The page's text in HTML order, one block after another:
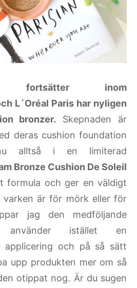
fortsätter inom
L´Oréal Paris har nyligen
bronzer. Skepnaden är
deras cushion foundation
alltså i en limiterad
Bronze Cushion De Soleil
formula och ger en väldigt
varken är för mörk eller för
jag den medföljande
använder istället en
applicering och på så sätt
upp produkten mer om så
otippat nog. Är du sugen